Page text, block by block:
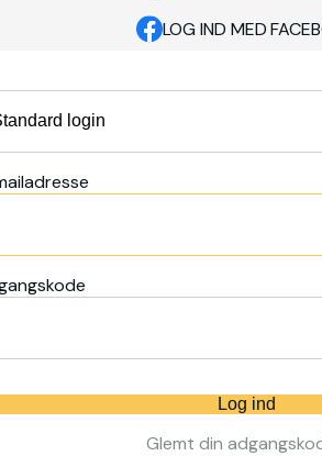
LOG IND MED
Log ind
Glemt din